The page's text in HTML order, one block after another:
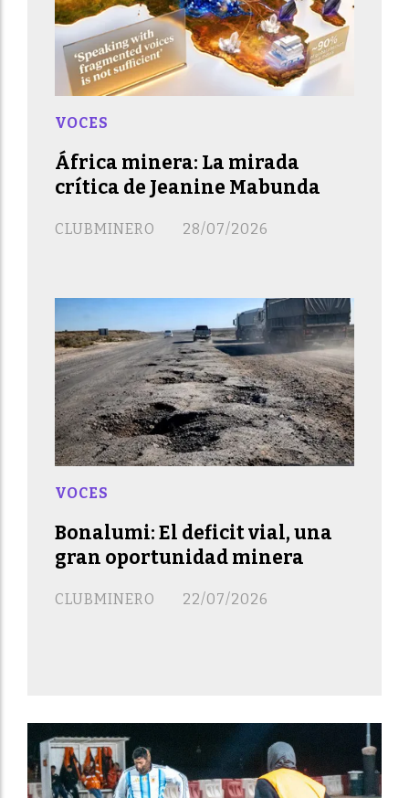
África minera: La mirada
crítica de Jeanine Mabunda
CLUBMINERO
VOCES
28/07/2026
Bonalumi: El deficit vial, una
gran oportunidad minera
CLUBMINERO
VOCES
22/07/2026